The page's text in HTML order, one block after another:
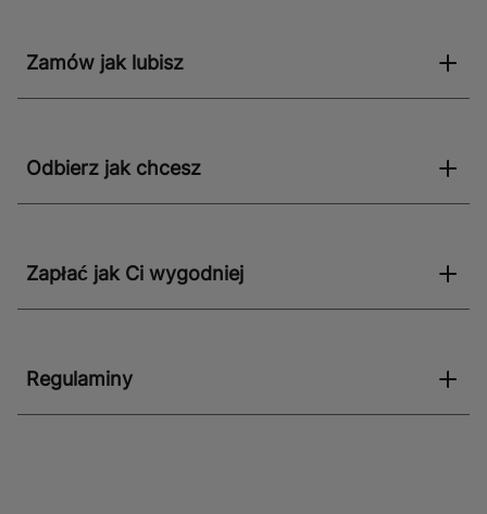
Zamów jak lubisz
Odbierz jak chcesz
Zapłać jak Ci wygodniej
Regulaminy